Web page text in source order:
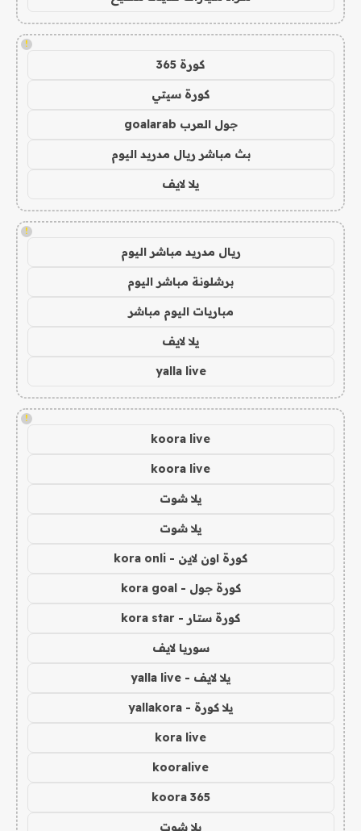
!
كورة 365
كورة سيتي
جول العرب goalarab
بث مباشر ريال مدريد اليوم
يلا لايف
!
ريال مدريد مباشر اليوم
برشلونة مباشر اليوم
مباريات اليوم مباشر
يلا لايف
yalla live
!
koora live
koora live
يلا شوت
يلا شوت
كورة اون لاين - kora onli
كورة جول - kora goal
كورة ستار - kora star
سوريا لايف
يلا لايف - yalla live
يلا كورة - yallakora
kora live
kooralive
koora 365
يلا شوت